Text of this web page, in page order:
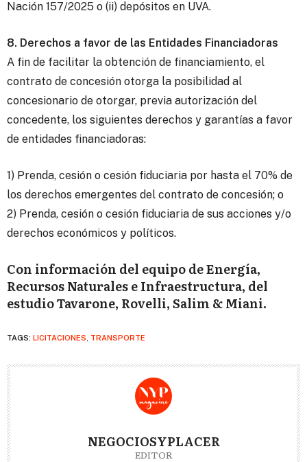
Nación 157/2025 o (ii) depósitos en UVA.
8. Derechos a favor de las Entidades Financiadoras
A fin de facilitar la obtención de financiamiento, el
contrato de concesión otorga la posibilidad al
concesionario de otorgar, previa autorización del
concedente, los siguientes derechos y garantías a favor
de entidades financiadoras:
1) Prenda, cesión o cesión fiduciaria por hasta el 70% de
los derechos emergentes del contrato de concesión; o
2) Prenda, cesión o cesión fiduciaria de sus acciones y/o
derechos económicos y políticos.
Con información del equipo de Energía,
Recursos Naturales e Infraestructura, del
estudio Tavarone, Rovelli, Salim & Miani.
TAGS: LICITACIONES TRANSPORTE
NEGOCIOSYPLACER
EDITOR